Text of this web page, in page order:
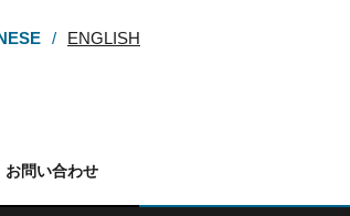
ENGLISH
お問い合わせ